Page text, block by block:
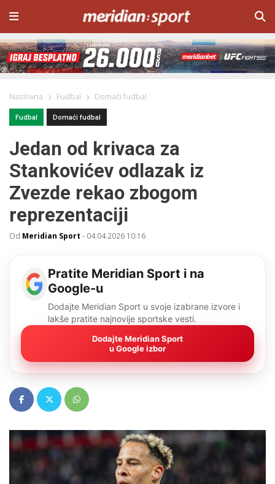
Naslovna Fudbal Domaći fudbal
Fudbal Domaći fudbal
Jedan od krivaca za
Stankovićev odlazak iz
Zvezde rekao zbogom
reprezentaciji
Od Meridian Sport - 04.04.2026 10:16
Pratite Meridian Sport i na
Google-u
Dodajte Meridian Sport u svoje izabrane izvore i
lakše pratite najnovije sportske vesti.
Dodajte Meridian Sport
u Google izbor